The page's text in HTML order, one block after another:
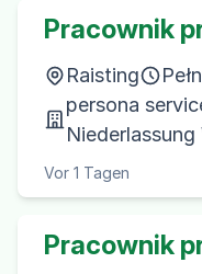
Pracownik
Raisting
persona
Niederlassung
Vor 1 Tagen
Pracownik